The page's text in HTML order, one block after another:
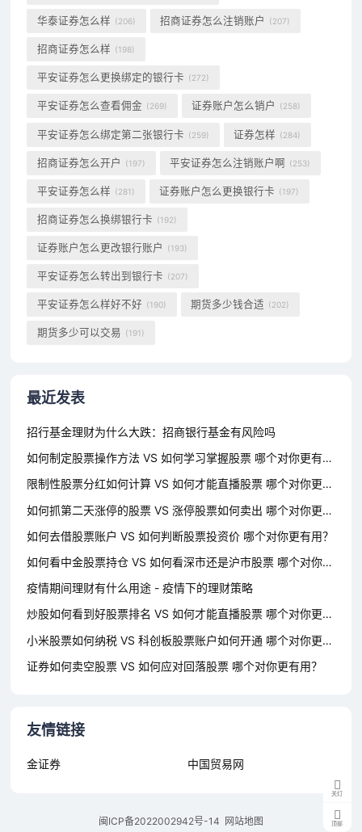
华泰证券怎么样 (206) 招商证券怎么注销账户 (207)
招商证券怎么样 (198)
平安证券怎么更换绑定的银行卡 (272)
平安证券怎么查看佣金 (269) 证券账户怎么销户 (258)
平安证券怎么绑定第二张银行卡 (259) 证券怎样 (284)
招商证券怎么开户 (197) 平安证券怎么注销账户啊 (253)
平安证券怎么样 (281) 证券账户怎么更换银行卡 (197)
招商证券怎么换绑银行卡 (192)
证券账户怎么更改银行账户 (193)
平安证券怎么转出到银行卡 (207)
平安证券怎么样好不好 (190) 期货多少钱合适 (202)
期货多少可以交易 (191)
最近发表
招行基金理财为什么大跌：招商银行基金有风险吗
如何制定股票操作方法 VS 如何学习掌握股票 哪个对你更有用？
限制性股票分红如何计算 VS 如何才能直播股票 哪个对你更有用？
如何抓第二天涨停的股票 VS 涨停股票如何卖出 哪个对你更有用？
如何去借股票账户 VS 如何判断股票投资价 哪个对你更有用？
如何看中金股票持仓 VS 如何看深市还是沪市股票 哪个对你更有用？
疫情期间理财有什么用途 - 疫情下的理财策略
炒股如何看到好股票排名 VS 如何才能直播股票 哪个对你更有用？
小米股票如何纳税 VS 科创板股票账户如何开通 哪个对你更有用？
证券如何卖空股票 VS 如何应对回落股票 哪个对你更有用？
友情链接
金证券 中国贸易网
闽ICP备2022002942号-14 网站地图
关灯
顶部